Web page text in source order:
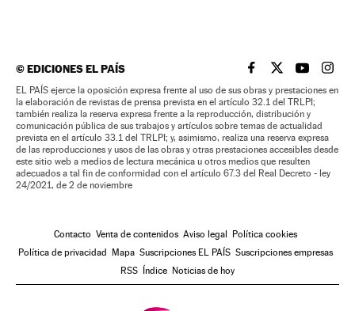
©EDICIONES EL PAÍS EL PAÍS BRASIL EN
EL PAÍSEL PAÍS
EL
EL PAÍS ejerce la oposición expresa frente al uso de sus obras y prestaciones en
la elaboración de revistas de prensa prevista en el artículo 32.1 del TRLPI;
también realiza la reserva expresa frente a la reproducción, distribución y
comunicación pública de sus trabajos y artículos sobre temas de actualidad
prevista en el artículo 33.1 del TRLPI; y, asimismo, realiza una reserva expresa
de las reproducciones y usos de las obras y otras prestaciones accesibles desde
este sitio web a medios de lectura mecánica u otros medios que resulten
adecuados a tal fin de conformidad con el artículo 67.3 del Real Decreto - ley
24/2021, de 2 de noviembre
Contacto Venta de contenidos Aviso legal
Política cookies
Política de privacidad
Mapa Suscripciones EL PAÍS Suscripciones empresas
RSS
Índice Noticias de hoy